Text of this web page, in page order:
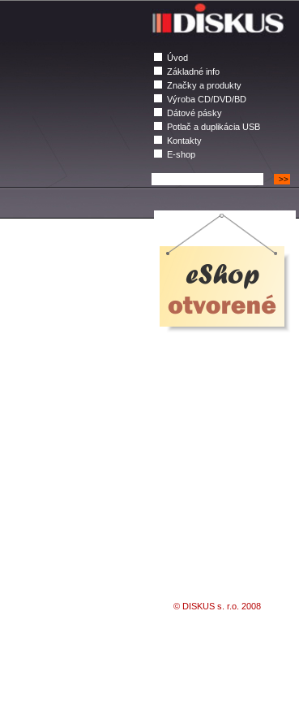
Úvod
Základné info
Značky a produkty
Výroba CD/DVD/BD
Dátové pásky
Potlač a duplikácia USB
Kontakty
E-shop
© DISKUS s. r.o. 2008